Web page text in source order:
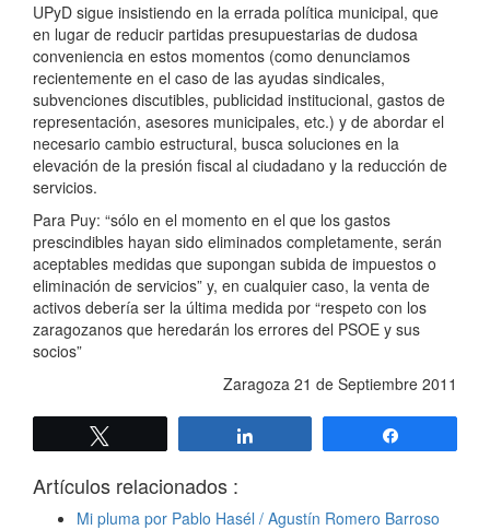
UPyD sigue insistiendo en la errada política municipal, que
en lugar de reducir partidas presupuestarias de dudosa
conveniencia en estos momentos (como denunciamos
recientemente en el caso de las ayudas sindicales,
subvenciones discutibles, publicidad institucional, gastos de
representación, asesores municipales, etc.) y de abordar el
necesario cambio estructural, busca soluciones en la
elevación de la presión fiscal al ciudadano y la reducción de
servicios.
Para Puy: “sólo en el momento en el que los gastos
prescindibles hayan sido eliminados completamente, serán
aceptables medidas que supongan subida de impuestos o
eliminación de servicios” y, en cualquier caso, la venta de
activos debería ser la última medida por “respeto con los
zaragozanos que heredarán los errores del PSOE y sus
socios”
Zaragoza 21 de Septiembre 2011
Artículos relacionados :
Mi pluma por Pablo Hasél / Agustín Romero Barroso